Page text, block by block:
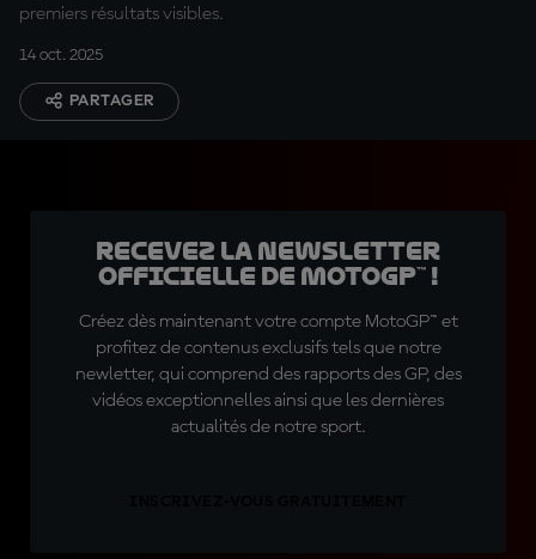
premiers résultats visibles.
14 oct. 2025
PARTAGER
Recevez la Newsletter
officielle de MotoGP™ !
Créez dès maintenant votre compte MotoGP™ et
profitez de contenus exclusifs tels que notre
newletter, qui comprend des rapports des GP, des
vidéos exceptionnelles ainsi que les dernières
actualités de notre sport.